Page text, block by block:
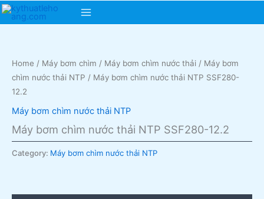
Skip
Main
Home / Máy bơm chìm / Máy bơm chìm nước thải / Máy bơm
chìm nước thải NTP / Máy bơm chìm nước thải NTP SSF280-
12.2
Máy bơm chìm nước thải NTP
Máy bơm chìm nước thải NTP SSF280-12.2
Category: Máy bơm chìm nước thải NTP